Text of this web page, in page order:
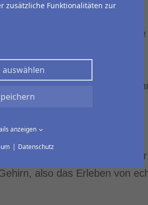
ist, fördert nicht nur
wächst – das führt zu
Mitarbeitenden?
Rahmen psychologisch
also das Erleben von
zusätzliche Funktionalitäten zur
auswählen
anzeigen
Datenschutz